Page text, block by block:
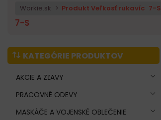
Workie.sk Produkt Veľkosť rukavíc 7-S
7-S
KATEGÓRIE PRODUKTOV
AKCIE A ZĽAVY
PRACOVNÉ ODEVY
MASKÁČE A VOJENSKÉ OBLEČENIE